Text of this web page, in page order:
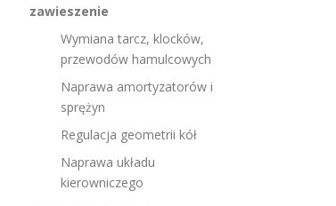
zawieszenie
Wymiana tarcz, klocków,
przewodów hamulcowych
Naprawa amortyzatorów i
sprężyn
Regulacja geometrii kół
Naprawa układu
kierowniczego